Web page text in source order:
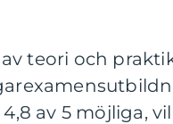
teori och
av 5 möjliga,